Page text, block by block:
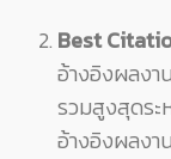
Best
อ้างอิงผลงา
รวมสูงสุดระ
อ้างอิงผลง